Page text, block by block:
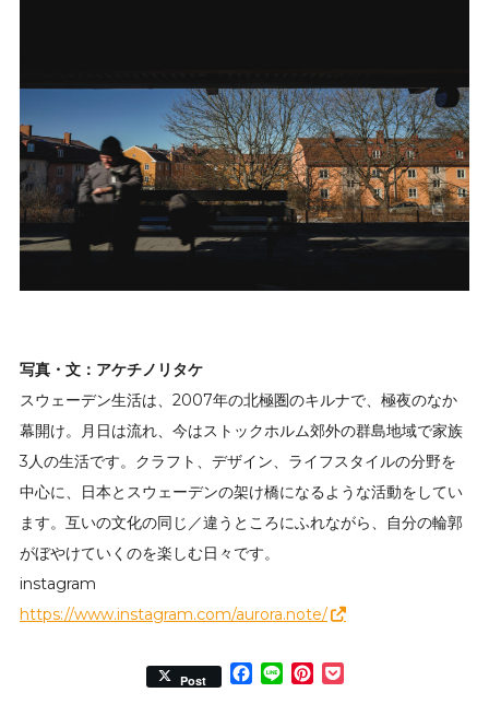
写真・文：アケチノリタケ
スウェーデン生活は、2007年の北極圏のキルナで、極夜のなか
幕開け。月日は流れ、今はストックホルム郊外の群島地域で家族
3人の生活です。クラフト、デザイン、ライフスタイルの分野を
中心に、日本とスウェーデンの架け橋になるような活動をしてい
ます。互いの文化の同じ／違うところにふれながら、自分の輪郭
がぼやけていくのを楽しむ日々です。
instagram
https://www.instagram.com/aurora.note/
Post Facebook
Line Pinterest